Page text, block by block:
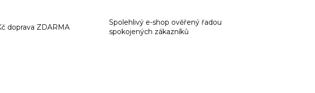
doprava ZDARMA
Spolehlivý e-shop ověřený řadou
spokojených zákazníků